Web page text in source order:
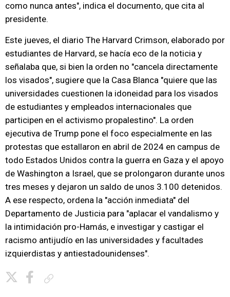
como nunca antes", indica el documento, que cita al
presidente.
Este jueves, el diario The Harvard Crimson, elaborado por
estudiantes de Harvard, se hacía eco de la noticia y
señalaba que, si bien la orden no "cancela directamente
los visados", sugiere que la Casa Blanca "quiere que las
universidades cuestionen la idoneidad para los visados
de estudiantes y empleados internacionales que
participen en el activismo propalestino". La orden
ejecutiva de Trump pone el foco especialmente en las
protestas que estallaron en abril de 2024 en campus de
todo Estados Unidos contra la guerra en Gaza y el apoyo
de Washington a Israel, que se prolongaron durante unos
tres meses y dejaron un saldo de unos 3.100 detenidos.
A ese respecto, ordena la "acción inmediata" del
Departamento de Justicia para "aplacar el vandalismo y
la intimidación pro-Hamás, e investigar y castigar el
racismo antijudío en las universidades y facultades
izquierdistas y antiestadounidenses".